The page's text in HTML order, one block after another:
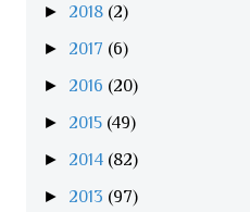
► 2018 (2)
► 2017 (6)
► 2016 (20)
► 2015 (49)
► 2014 (82)
► 2013 (97)